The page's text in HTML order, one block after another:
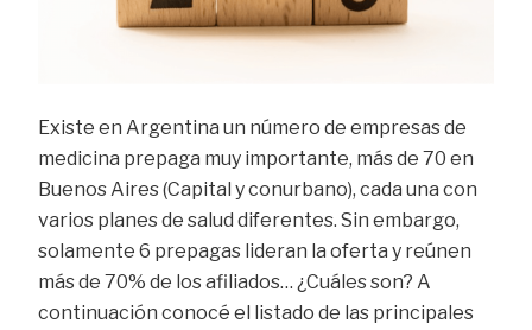
Existe en Argentina un número de empresas de
medicina prepaga muy importante, más de 70 en
Buenos Aires (Capital y conurbano), cada una con
varios planes de salud diferentes. Sin embargo,
solamente 6 prepagas lideran la oferta y reúnen
más de 70% de los afiliados… ¿Cuáles son? A
continuación conocé el listado de las principales